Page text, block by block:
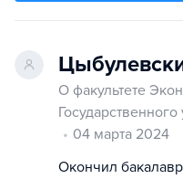
О факультете
04 марта 2024
Окончил